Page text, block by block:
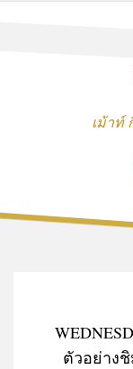
เม้าท์
ตัวอย่าง